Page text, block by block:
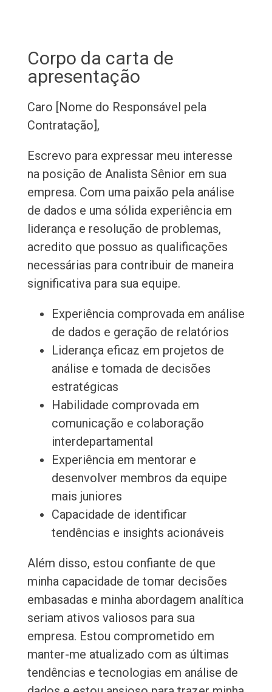
Corpo da carta de
apresentação
Caro [Nome do Responsável pela
Contratação],
Escrevo para expressar meu interesse
na posição de Analista Sênior em sua
empresa. Com uma paixão pela análise
de dados e uma sólida experiência em
liderança e resolução de problemas,
acredito que possuo as qualificações
necessárias para contribuir de maneira
significativa para sua equipe.
Experiência comprovada em análise
de dados e geração de relatórios
Liderança eficaz em projetos de
análise e tomada de decisões
estratégicas
Habilidade comprovada em
comunicação e colaboração
interdepartamental
Experiência em mentorar e
desenvolver membros da equipe
mais juniores
Capacidade de identificar
tendências e insights acionáveis
Além disso, estou confiante de que
minha capacidade de tomar decisões
embasadas e minha abordagem analítica
seriam ativos valiosos para sua
empresa. Estou comprometido em
manter-me atualizado com as últimas
tendências e tecnologias em análise de